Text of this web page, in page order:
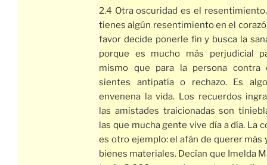
2.4 Otra oscuridad es el
tienes algún resentimiento en el
favor decide ponerle fin y busca la
porque es mucho más perjudicial
mismo que para la persona contra
sientes antipatía o rechazo. Es
envenena la vida. Los recuerdos
las amistades traicionadas son
las que mucha gente vive día a día. La
es otro ejemplo: el afán de querer más
bienes materiales. Decían que Imelda